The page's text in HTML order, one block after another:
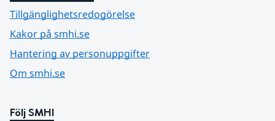
Tillgänglighetsredogörelse
Kakor på smhi.se
Hantering av personuppgifter
Om smhi.se
Följ SMHI